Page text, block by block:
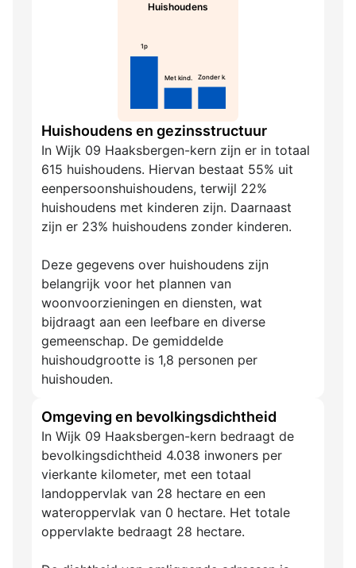
Huishoudens
1p
Met kind. Zonder k.
Huishoudens en gezinsstructuur
In Wijk 09 Haaksbergen-kern zijn er in totaal
615 huishoudens. Hiervan bestaat 55% uit
eenpersoonshuishoudens, terwijl 22%
huishoudens met kinderen zijn. Daarnaast
zijn er 23% huishoudens zonder kinderen.
Deze gegevens over huishoudens zijn
belangrijk voor het plannen van
woonvoorzieningen en diensten, wat
bijdraagt aan een leefbare en diverse
gemeenschap. De gemiddelde
huishoudgrootte is 1,8 personen per
huishouden.
Omgeving en bevolkingsdichtheid
In Wijk 09 Haaksbergen-kern bedraagt de
bevolkingsdichtheid 4.038 inwoners per
vierkante kilometer, met een totaal
landoppervlak van 28 hectare en een
wateroppervlak van 0 hectare. Het totale
oppervlakte bedraagt 28 hectare.